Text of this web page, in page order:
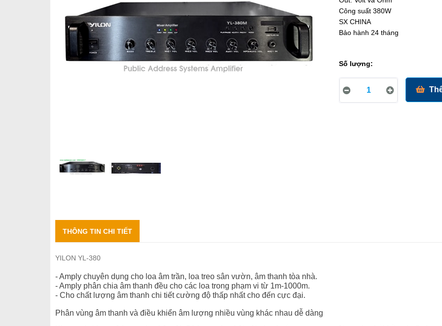
Công suất 380W
SX CHINA
Bảo hành 24 tháng
Số lượng:
THÔNG TIN CHI TIẾT
YILON YL-380
- Amply chuyên dụng cho loa âm trần, loa treo sân vườn, âm thanh tòa nhà.
- Amply phân chia âm thanh đều cho các loa trong phạm vi từ 1m-1000m.
- Cho chất lượng âm thanh chi tiết cường độ thấp nhất cho đến cực đại.
Phân vùng âm thanh và điều khiển âm lượng nhiều vùng khác nhau dễ dàng